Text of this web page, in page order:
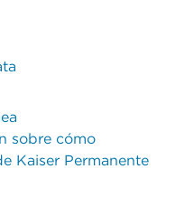
sobre cómo
Kaiser Permanente